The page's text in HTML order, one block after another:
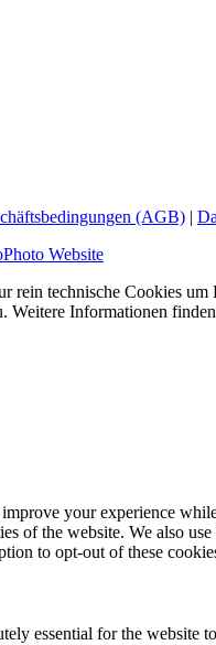
(AGB) |
Website
rein technische Cookies
Weitere Informationen
your experience
of the website. We also
to opt-out of these
essential for the